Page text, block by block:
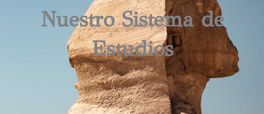
Nuestro Sistema de
Estudios